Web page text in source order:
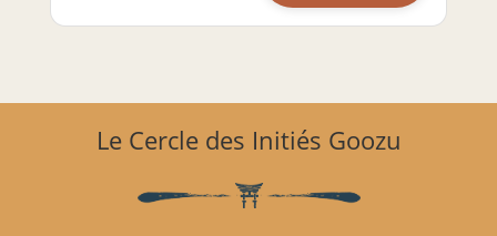
Le Cercle des Initiés Goozu